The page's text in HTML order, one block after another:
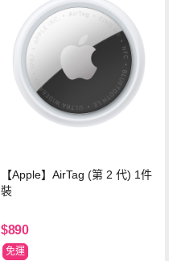
【Apple】AirTag (第 2 代) 1件
裝
$890
免運